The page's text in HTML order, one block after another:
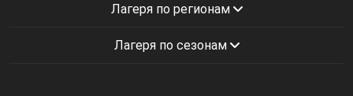
Лагеря по регионам
Лагеря по сезонам